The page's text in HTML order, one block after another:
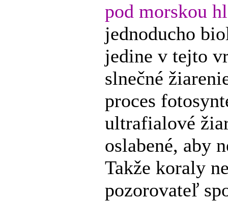
pod morskou
jednoducho
jedine v tejto
slnečné
proces
ultrafialové
oslabené, aby
Takže koraly
pozorovateľ